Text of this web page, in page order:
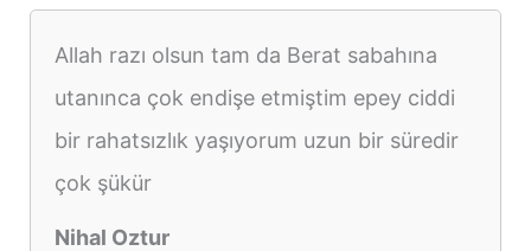
Allah razı olsun tam da Berat sabahına
utanınca çok endişe etmiştim epey ciddi
bir rahatsızlık yaşıyorum uzun bir süredir
çok şükür
Nihal Oztur